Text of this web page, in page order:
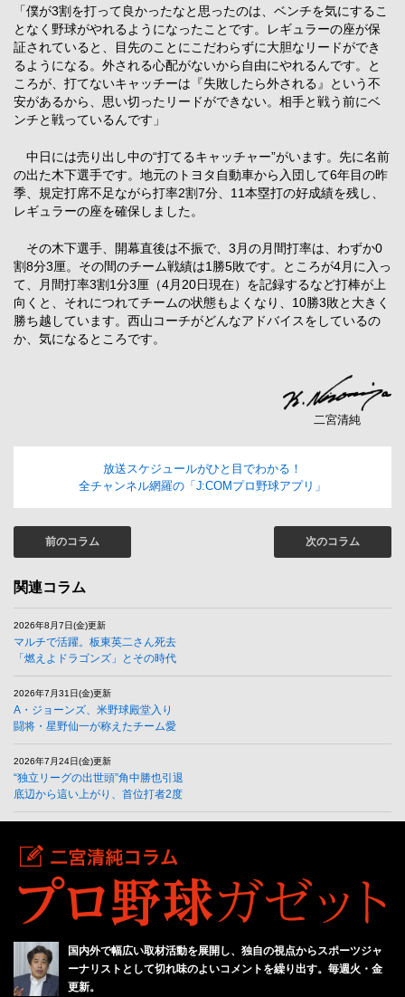
「僕が3割を打って良かったなと思ったのは、ベンチを気にするこ
となく野球がやれるようになったことです。レギュラーの座が保
証されていると、目先のことにこだわらずに大胆なリードができ
るようになる。外される心配がないから自由にやれるんです。と
ころが、打てないキャッチーは『失敗したら外される』という不
安があるから、思い切ったリードができない。相手と戦う前にベ
ンチと戦っているんです」
中日には売り出し中の“打てるキャッチャー”がいます。先に名前
の出た木下選手です。地元のトヨタ自動車から入団して6年目の昨
季、規定打席不足ながら打率2割7分、11本塁打の好成績を残し、
レギュラーの座を確保しました。
その木下選手、開幕直後は不振で、3月の月間打率は、わずか0
割8分3厘。その間のチーム戦績は1勝5敗です。ところが4月に入っ
て、月間打率3割1分3厘（4月20日現在）を記録するなど打棒が上
向くと、それにつれてチームの状態もよくなり、10勝3敗と大きく
勝ち越しています。西山コーチがどんなアドバイスをしているの
か、気になるところです。
二宮清純
放送スケジュールがひと目でわかる！
全チャンネル網羅の「J:COMプロ野球アプリ」
前のコラム 次のコラム
関連コラム
2026年8月7日(金)更新
マルチで活躍。板東英二さん死去
「燃えよドラゴンズ」とその時代
2026年7月31日(金)更新
A・ジョーンズ、米野球殿堂入り
闘将・星野仙一が称えたチーム愛
2026年7月24日(金)更新
“独立リーグの出世頭”角中勝也引退
底辺から這い上がり、首位打者2度
国内外で幅広い取材活動を展開し、独自の視点からスポーツジャ
ーナリストとして切れ味のよいコメントを繰り出す。毎週火・金
更新。